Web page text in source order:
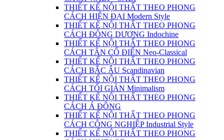
THIẾT KẾ NỘI THẤT THEO PHONG
CÁCH HIỆN ĐẠI Modern Style
THIẾT KẾ NỘI THẤT THEO PHONG
CÁCH ĐÔNG DƯƠNG Indochine
THIẾT KẾ NỘI THẤT THEO PHONG
CÁCH TÂN CỔ ĐIỂN Neo-Classical
THIẾT KẾ NỘI THẤT THEO PHONG
CÁCH BẮC ÂU Scandinavian
THIẾT KẾ NỘI THẤT THEO PHONG
CÁCH TỐI GIẢN Minimalism
THIẾT KẾ NỘI THẤT THEO PHONG
CÁCH Á ĐÔNG
THIẾT KẾ NỘI THẤT THEO PHONG
CÁCH CÔNG NGHIỆP Industrial Style
THIẾT KẾ NỘI THẤT THEO PHONG